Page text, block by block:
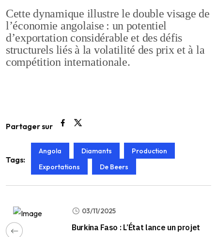
Cette dynamique illustre le double visage de
l’économie angolaise : un potentiel
d’exportation considérable et des défis
structurels liés à la volatilité des prix et à la
compétition internationale.
Partager sur
Tags:
Angola Diamants
Production
Exportations
De Beers
03/11/2025
Burkina Faso : L’État lance un projet